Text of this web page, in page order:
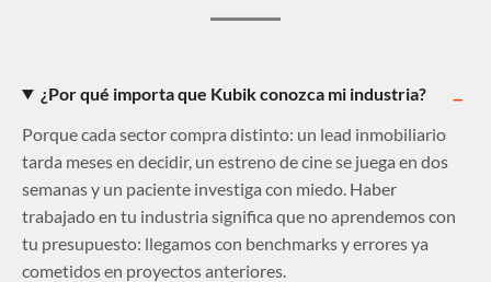
¿Por qué importa que Kubik conozca mi industria?
Porque cada sector compra distinto: un lead inmobiliario
tarda meses en decidir, un estreno de cine se juega en dos
semanas y un paciente investiga con miedo. Haber
trabajado en tu industria significa que no aprendemos con
tu presupuesto: llegamos con benchmarks y errores ya
cometidos en proyectos anteriores.